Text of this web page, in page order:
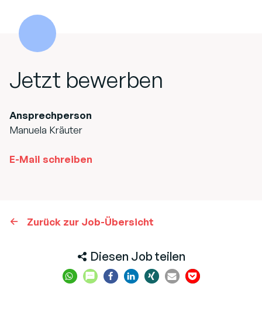
Jetzt bewerben
Ansprechperson
Manuela Kräuter
E-Mail schreiben
Zurück zur Job-Übersicht
Diesen Job teilen